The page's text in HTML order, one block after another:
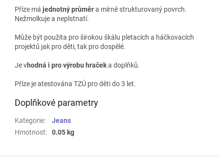
Příze má jednotný průměra mírně strukturovaný povrch.
Nežmolkuje a neplstnatí.
Může být použita pro širokou škálu pletacích a háčkovacích
projektů jak pro děti, tak pro dospělé.
Je vhodná i pro výrobu hračeka doplňků.
Příze je atestována TZÚ pro děti do 3 let.
Doplňkové parametry
Kategorie:
Jeans
Hmotnost: 0.05 kg